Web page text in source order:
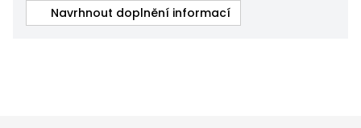
Navrhnout doplnění informací